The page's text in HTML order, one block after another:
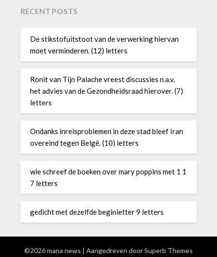
RECENT POSTS
De stikstofuitstoot van de verwerking hiervan
moet verminderen. (12) letters
Ronit van Tijn Palache vreest discussies n.a.v.
het advies van de Gezondheidsraad hierover. (7)
letters
Ondanks inreisproblemen in deze stad bleef Iran
overeind tegen Belgë. (10) letters
wie schreef de boeken over mary poppins met 1 1
7 letters
gedicht met dezelfde beginletter 9 letters
©2026 mana news | Aangedreven doorSuperb Themes